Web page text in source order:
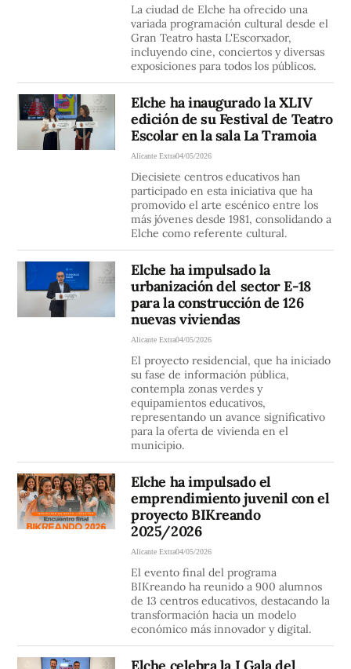
La ciudad de Elche ha ofrecido una
variada programación cultural desde el
Gran Teatro hasta L'Escorxador,
incluyendo cine, conciertos y diversas
exposiciones para todos los públicos.
Elche ha inaugurado la XLIV
edición de su Festival de Teatro
Escolar en la sala La Tramoia
Alicante Extra04/05/2026
Diecisiete centros educativos han
participado en esta iniciativa que ha
promovido el arte escénico entre los
más jóvenes desde 1981, consolidando a
Elche como referente cultural.
Elche ha impulsado la
urbanización del sector E-18
para la construcción de 126
nuevas viviendas
Alicante Extra04/05/2026
El proyecto residencial, que ha iniciado
su fase de información pública,
contempla zonas verdes y
equipamientos educativos,
representando un avance significativo
para la oferta de vivienda en el
municipio.
Elche ha impulsado el
emprendimiento juvenil con el
proyecto BIKreando
2025/2026
Alicante Extra04/05/2026
El evento final del programa
BIKreando ha reunido a 900 alumnos
de 13 centros educativos, destacando la
transformación hacia un modelo
económico más innovador y digital.